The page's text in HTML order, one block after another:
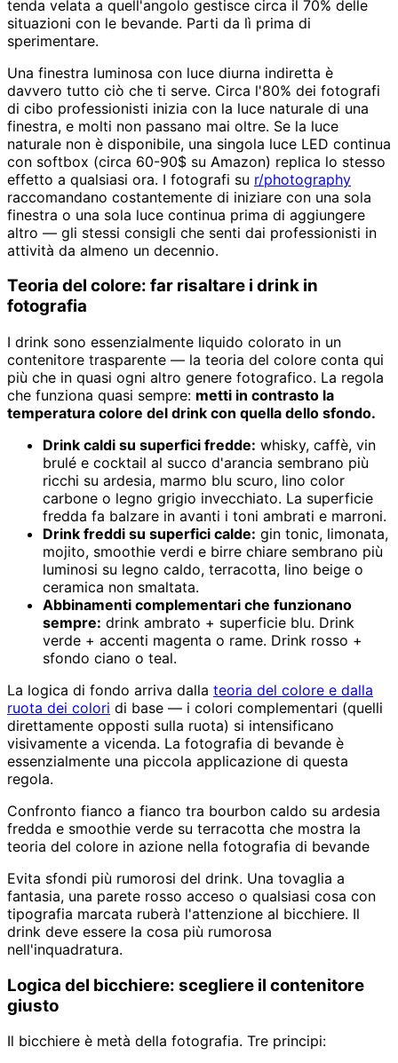
tenda velata a quell'angolo gestisce circa il 70% delle
situazioni con le bevande. Parti da lì prima di
sperimentare.
Una finestra luminosa con luce diurna indiretta è
davvero tutto ciò che ti serve. Circa l'80% dei fotografi
di cibo professionisti inizia con la luce naturale di una
finestra, e molti non passano mai oltre. Se la luce
naturale non è disponibile, una singola luce LED continua
con softbox (circa 60-90$ su Amazon) replica lo stesso
effetto a qualsiasi ora. I fotografi su r/photography
raccomandano costantemente di iniziare con una sola
finestra o una sola luce continua prima di aggiungere
altro — gli stessi consigli che senti dai professionisti in
attività da almeno un decennio.
Teoria del colore: far risaltare i drink in
fotografia
I drink sono essenzialmente liquido colorato in un
contenitore trasparente — la teoria del colore conta qui
più che in quasi ogni altro genere fotografico. La regola
che funziona quasi sempre: metti in contrasto la
temperatura colore del drink con quella dello sfondo.
Drink caldi su superfici fredde: whisky, caffè, vin
brulé e cocktail al succo d'arancia sembrano più
ricchi su ardesia, marmo blu scuro, lino color
carbone o legno grigio invecchiato. La superficie
fredda fa balzare in avanti i toni ambrati e marroni.
Drink freddi su superfici calde: gin tonic, limonata,
mojito, smoothie verdi e birre chiare sembrano più
luminosi su legno caldo, terracotta, lino beige o
ceramica non smaltata.
Abbinamenti complementari che funzionano
sempre: drink ambrato + superficie blu. Drink
verde + accenti magenta o rame. Drink rosso +
sfondo ciano o teal.
La logica di fondo arriva dalla teoria del colore e dalla
ruota dei colori di base — i colori complementari (quelli
direttamente opposti sulla ruota) si intensificano
visivamente a vicenda. La fotografia di bevande è
essenzialmente una piccola applicazione di questa
regola.
Confronto fianco a fianco tra bourbon caldo su ardesia
fredda e smoothie verde su terracotta che mostra la
teoria del colore in azione nella fotografia di bevande
Evita sfondi più rumorosi del drink. Una tovaglia a
fantasia, una parete rosso acceso o qualsiasi cosa con
tipografia marcata ruberà l'attenzione al bicchiere. Il
drink deve essere la cosa più rumorosa
nell'inquadratura.
Logica del bicchiere: scegliere il contenitore
giusto
Il bicchiere è metà della fotografia. Tre principi: